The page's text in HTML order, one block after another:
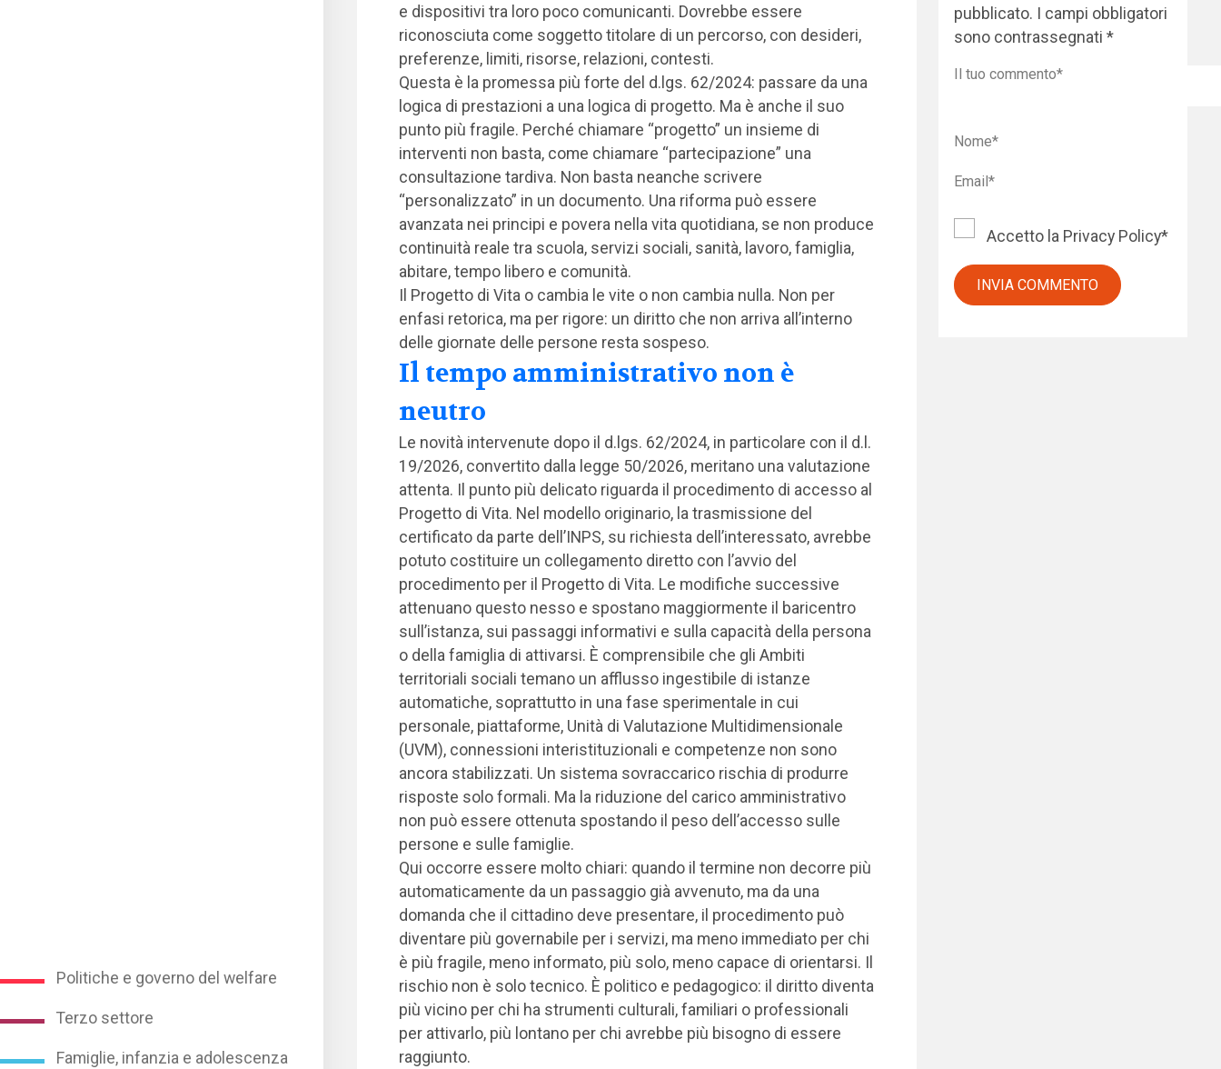
Politiche e governo del welfare
Terzo settore
Famiglie, infanzia e adolescenza
e dispositivi tra loro poco comunicanti. Dovrebbe essere
riconosciuta come soggetto titolare di un percorso, con desideri,
preferenze, limiti, risorse, relazioni, contesti.
Questa è la promessa più forte del d.lgs. 62/2024: passare da una
logica di prestazioni a una logica di progetto. Ma è anche il suo
punto più fragile. Perché chiamare “progetto” un insieme di
interventi non basta, come chiamare “partecipazione” una
consultazione tardiva. Non basta neanche scrivere
“personalizzato” in un documento. Una riforma può essere
avanzata nei principi e povera nella vita quotidiana, se non produce
continuità reale tra scuola, servizi sociali, sanità, lavoro, famiglia,
abitare, tempo libero e comunità.
Il Progetto di Vita o cambia le vite o non cambia nulla. Non per
enfasi retorica, ma per rigore: un diritto che non arriva all’interno
delle giornate delle persone resta sospeso.
Il tempo amministrativo non è
neutro
Le novità intervenute dopo il d.lgs. 62/2024, in particolare con il d.l.
19/2026, convertito dalla legge 50/2026, meritano una valutazione
attenta. Il punto più delicato riguarda il procedimento di accesso al
Progetto di Vita. Nel modello originario, la trasmissione del
certificato da parte dell’INPS, su richiesta dell’interessato, avrebbe
potuto costituire un collegamento diretto con l’avvio del
procedimento per il Progetto di Vita. Le modifiche successive
attenuano questo nesso e spostano maggiormente il baricentro
sull’istanza, sui passaggi informativi e sulla capacità della persona
o della famiglia di attivarsi. È comprensibile che gli Ambiti
territoriali sociali temano un afflusso ingestibile di istanze
automatiche, soprattutto in una fase sperimentale in cui
personale, piattaforme, Unità di Valutazione Multidimensionale
(UVM), connessioni interistituzionali e competenze non sono
ancora stabilizzati. Un sistema sovraccarico rischia di produrre
risposte solo formali. Ma la riduzione del carico amministrativo
non può essere ottenuta spostando il peso dell’accesso sulle
persone e sulle famiglie.
Qui occorre essere molto chiari: quando il termine non decorre più
automaticamente da un passaggio già avvenuto, ma da una
domanda che il cittadino deve presentare, il procedimento può
diventare più governabile per i servizi, ma meno immediato per chi
è più fragile, meno informato, più solo, meno capace di orientarsi. Il
rischio non è solo tecnico. È politico e pedagogico: il diritto diventa
più vicino per chi ha strumenti culturali, familiari o professionali
per attivarlo, più lontano per chi avrebbe più bisogno di essere
raggiunto.
pubblicato.
I campi obbligatori
sono contrassegnati*
Accetto la Privacy Policy*